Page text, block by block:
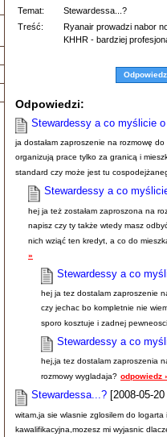
Temat:
Stewardessa...?
Treść:
Ryanair prowadzi nabor
KHHR - bardziej
Odpowiedz
Odpowiedzi:
Stewardessy a co myślicie
ja dostałam zaproszenie na rozmowę
organizują prace tylko za granicą i
standard czy może jest tu
Stewardessy a co
hej ja też zostałam zaproszona na
napisz czy ty także wtedy masz
nich wziąć ten kredyt, a co do
»
Stewardessy a co
hej ja tez dostalam zaproszenie
czy jechac bo kompletnie nie
sporo kosztuje i zadnej
Stewardessy a co
hej,ja tez dostalam zaproszenia
rozmowy wygladaja? odpowiedz
Stewardessa...? [2008-05-
witam,ja sie wlasnie zglosilem do
kawalifikacyjna,mozesz mi wyjasnic